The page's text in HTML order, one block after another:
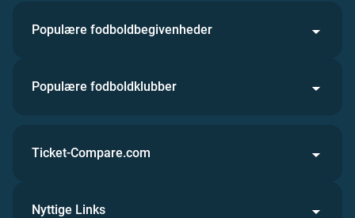
Populære fodboldbegivenheder
Populære fodboldklubber
Ticket-Compare.com
Nyttige Links